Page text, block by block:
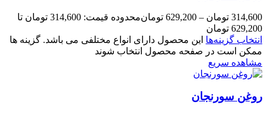
314,600 تومان –
629,200 تومان
محدوده قیمت: 314,600 تومان تا
629,200 تومان
انتخاب گزینه‌ها این محصول دارای انواع مختلفی می باشد. گزینه ها
ممکن است در صفحه محصول انتخاب شوند
مشاهده سریع
روغن سورنجان